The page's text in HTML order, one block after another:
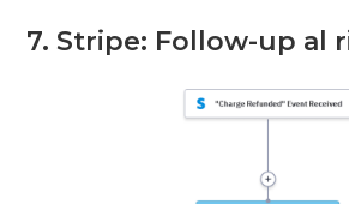
7. Stripe: Follow-up al